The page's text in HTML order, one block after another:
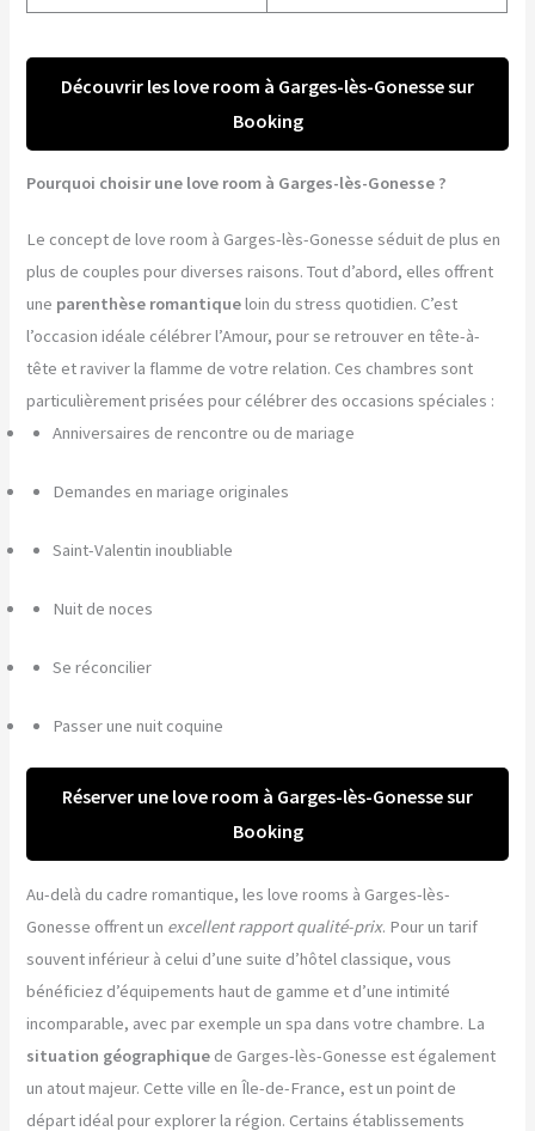
Découvrir les love room à Garges-lès-Gonesse sur
Booking
Pourquoi choisir une love room à Garges-lès-Gonesse ?
Le concept de love room à Garges-lès-Gonesse séduit de plus en
plus de couples pour diverses raisons. Tout d’abord, elles offrent
une parenthèse romantiqueloin du stress quotidien. C’est
l’occasion idéale célébrer l’Amour, pour se retrouver en tête-à-
tête et raviver la flamme de votre relation. Ces chambres sont
particulièrement prisées pour célébrer des occasions spéciales :
Anniversaires de rencontre ou de mariage
Demandes en mariage originales
Saint-Valentin inoubliable
Nuit de noces
Se réconcilier
Passer une nuit coquine
Réserver une love room à Garges-lès-Gonesse sur
Booking
Au-delà du cadre romantique, les love rooms à Garges-lès-
Gonesse offrent un excellent rapport qualité-prix. Pour un tarif
souvent inférieur à celui d’une suite d’hôtel classique, vous
bénéficiez d’équipements haut de gamme et d’une intimité
incomparable, avec par exemple un spa dans votre chambre. La
situation géographique de Garges-lès-Gonesse est également
un atout majeur. Cette ville en Île-de-France, est un point de
départ idéal pour explorer la région. Certains établissements